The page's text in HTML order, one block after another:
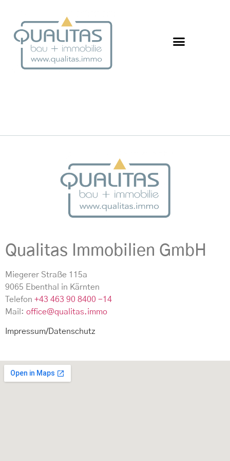
Qualitas Immobilien GmbH
Miegerer Straße 115a
9065 Ebenthal in Kärnten
Telefon +43 463 90 8400 -14
Mail: office@qualitas.immo
Impressum/Datenschutz